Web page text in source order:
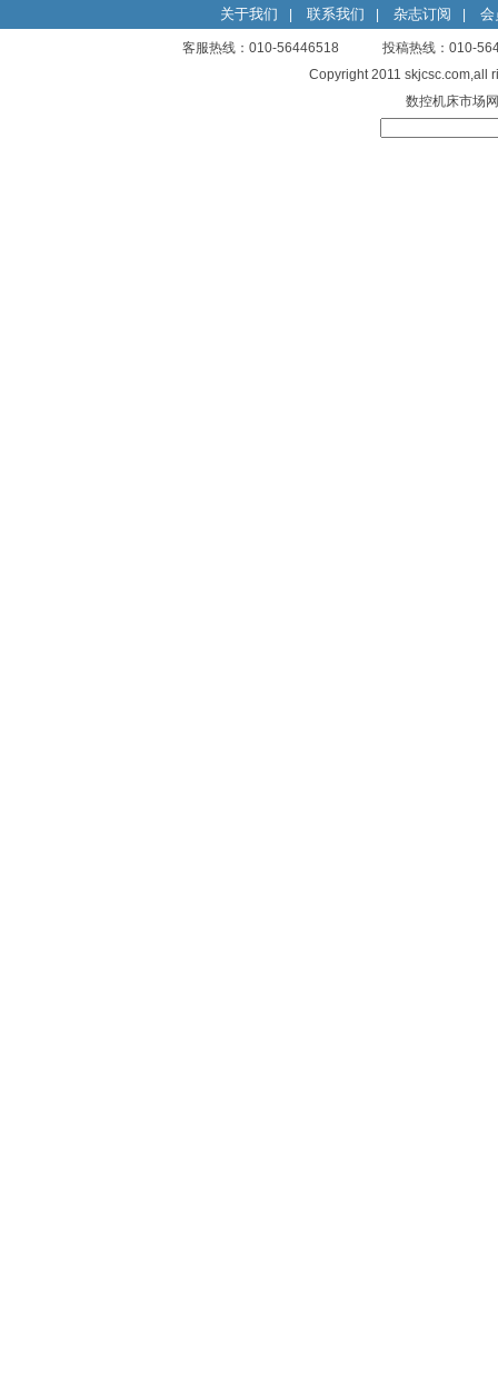
关于我们 联系我们 杂志订阅 会
客服热线：010-56446518 投稿热线：
Copyright 2011
数控机床市场网